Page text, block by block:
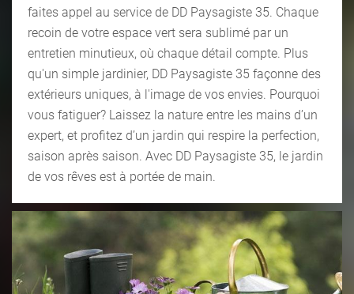
faites appel au service de DD Paysagiste 35. Chaque
recoin de votre espace vert sera sublimé par un
entretien minutieux, où chaque détail compte. Plus
qu'un simple jardinier, DD Paysagiste 35 façonne des
extérieurs uniques, à l'image de vos envies. Pourquoi
vous fatiguer? Laissez la nature entre les mains d’un
expert, et profitez d’un jardin qui respire la perfection,
saison après saison. Avec DD Paysagiste 35, le jardin
de vos rêves est à portée de main.